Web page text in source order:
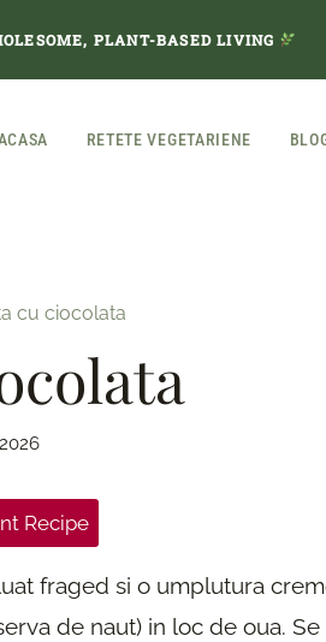
PLANT-BASED LIVING
RETETE VEGETARIENE
cu ciocolata
Recipe
fraged si o umplutura
de naut) in loc de oua. Se